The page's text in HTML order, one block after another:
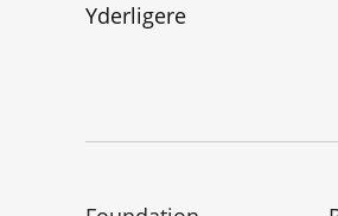
Yderligere